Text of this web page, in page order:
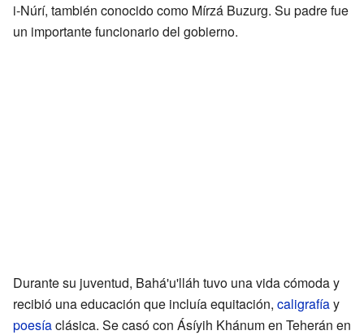
i-Núrí, también conocido como Mírzá Buzurg. Su padre fue
un importante funcionario del gobierno.
Durante su juventud, Bahá'u'lláh tuvo una vida cómoda y
recibió una educación que incluía equitación, caligrafíay
poesíaclásica. Se casó con Ásíyih Khánum en Teherán en